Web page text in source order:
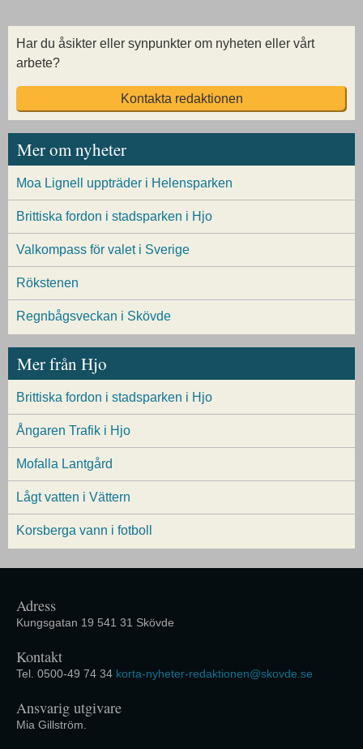
Har du åsikter eller synpunkter om nyheten eller vårt
arbete?
Kontakta redaktionen
Mer om nyheter
Moa Lignell uppträder i Helensparken
Brittiska fordon i stadsparken i Hjo
Valkompass för valet i Sverige
Rökstenen
Regnbågsveckan i Skövde
Mer från Hjo
Brittiska fordon i stadsparken i Hjo
Ångaren Trafik i Hjo
Mofalla Lantgård
Lågt vatten i Vättern
Korsberga vann i fotboll
Adress
Kungsgatan 19 541 31 Skövde
Kontakt
Tel. 0500-49 74 34 korta-nyheter-redaktionen@skovde.se
Ansvarig utgivare
Mia Gillström.